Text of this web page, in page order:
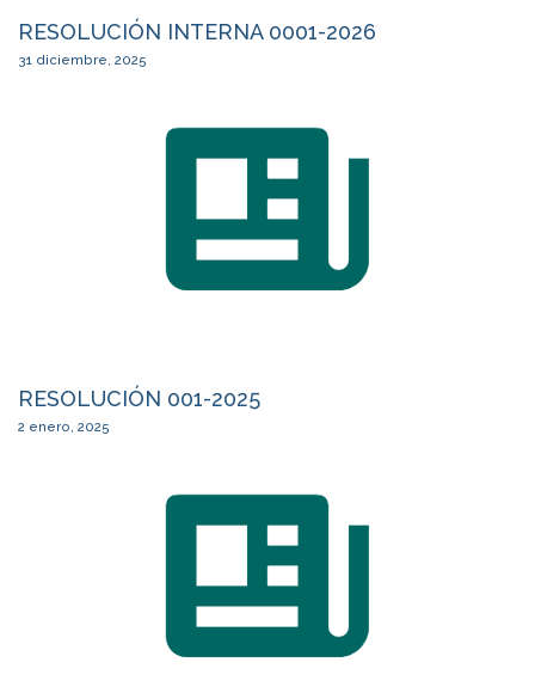
RESOLUCIÓN INTERNA 0001-2026
31 diciembre, 2025
RESOLUCIÓN 001-2025
2 enero, 2025